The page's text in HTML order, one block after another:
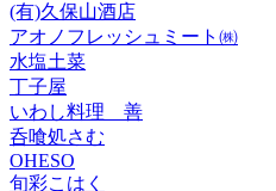
(有)久保山酒店
アオノフレッシュミート㈱
水塩土菜
丁子屋
いわし料理 善
呑喰処さむ
OHESO
旬彩こはく